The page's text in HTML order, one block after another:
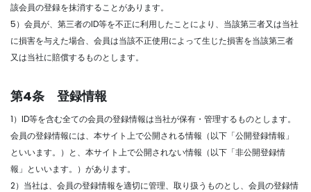
該会員の登録を抹消することがあります。
5）会員が、第三者のID等を不正に利用したことにより、当該第三者又は当社
に損害を与えた場合、会員は当該不正使用によって生じた損害を当該第三者
又は当社に賠償するものとします。
第4条 登録情報
1）ID等を含む全ての会員の登録情報は当社が保有・管理するものとします。
会員の登録情報には、本サイト上で公開される情報（以下「公開登録情報」
といいます。）と、本サイト上で公開されない情報（以下「非公開登録情
報」といいます。）があります。
2）当社は、会員の登録情報を適切に管理、取り扱うものとし、会員の登録情